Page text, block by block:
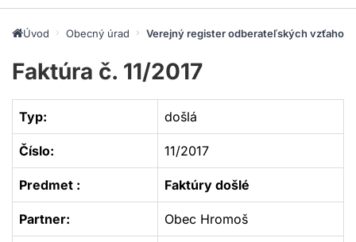
Úvod Obecný úrad Verejný register odberateľských vzťahov
Faktúra č. 11/2017
Typ: došlá
Číslo: 11/2017
Predmet : Faktúry došlé
Partner: Obec Hromoš